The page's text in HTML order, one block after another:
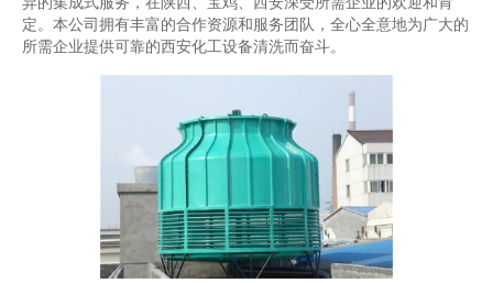
定。本公司拥有丰富的合作资源和服务团队，全心全意地为广大的
所需企业提供可靠的西安化工设备清洗而奋斗。